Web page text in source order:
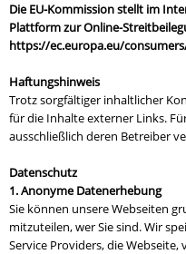
Die EU-Kommission stellt im
Plattform zur Online-
https://ec.europa.eu/
Haftungshinweis
Trotz sorgfältiger inhaltlicher
für die Inhalte externer Links.
ausschließlich deren Betreiber
Datenschutz
1. Anonyme Datenerhebung
Sie können unsere Webseiten
mitzuteilen, wer Sie sind. Wir
Service Providers, die